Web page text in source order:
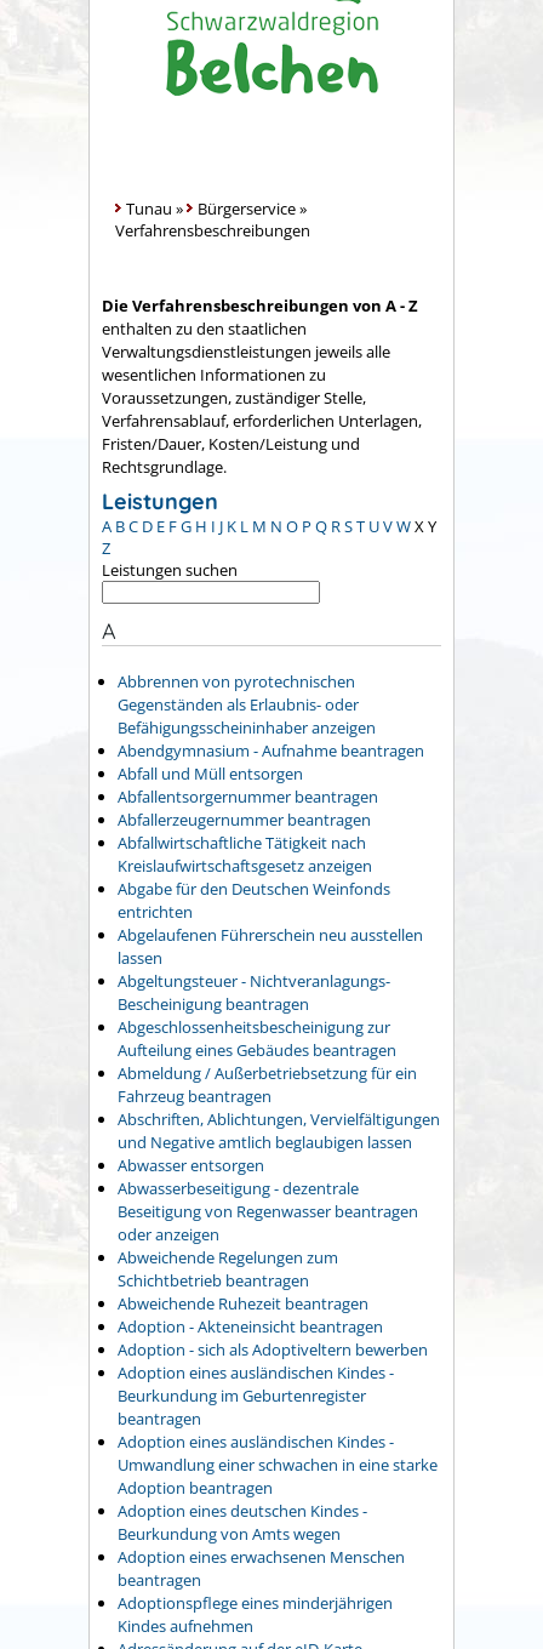
Tunau » Bürgerservice»
Verfahrensbeschreibungen
Die Verfahrensbeschreibungen von A - Z
enthalten zu den staatlichen
Verwaltungsdienstleistungen jeweils alle
wesentlichen Informationen zu
Voraussetzungen, zuständiger Stelle,
Verfahrensablauf, erforderlichen Unterlagen,
Fristen/Dauer, Kosten/Leistung und
Rechtsgrundlage.
Leistungen
A BC D E FG H I J K L M N O P Q RST UVWXY
Z
Leistungen suchen
A
Abbrennen von pyrotechnischen
Gegenständen als Erlaubnis- oder
Befähigungsscheininhaber anzeigen
Abendgymnasium - Aufnahme beantragen
Abfall und Müll entsorgen
Abfallentsorgernummer beantragen
Abfallerzeugernummer beantragen
Abfallwirtschaftliche Tätigkeit nach
Kreislaufwirtschaftsgesetz anzeigen
Abgabe für den Deutschen Weinfonds
entrichten
Abgelaufenen Führerschein neu ausstellen
lassen
Abgeltungsteuer - Nichtveranlagungs-
Bescheinigung beantragen
Abgeschlossenheitsbescheinigung zur
Aufteilung eines Gebäudes beantragen
Abmeldung / Außerbetriebsetzung für ein
Fahrzeug beantragen
Abschriften, Ablichtungen, Vervielfältigungen
und Negative amtlich beglaubigen lassen
Abwasser entsorgen
Abwasserbeseitigung - dezentrale
Beseitigung von Regenwasser beantragen
oder anzeigen
Abweichende Regelungen zum
Schichtbetrieb beantragen
Abweichende Ruhezeit beantragen
Adoption - Akteneinsicht beantragen
Adoption - sich als Adoptiveltern bewerben
Adoption eines ausländischen Kindes -
Beurkundung im Geburtenregister
beantragen
Adoption eines ausländischen Kindes -
Umwandlung einer schwachen in eine starke
Adoption beantragen
Adoption eines deutschen Kindes -
Beurkundung von Amts wegen
Adoption eines erwachsenen Menschen
beantragen
Adoptionspflege eines minderjährigen
Kindes aufnehmen